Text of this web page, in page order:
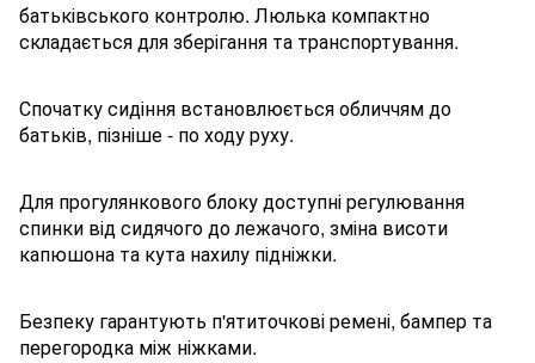
батьківського контролю. Люлька компактно
складається для зберігання та транспортування.
Спочатку сидіння встановлюється обличчям до
батьків, пізніше - по ходу руху.
Для прогулянкового блоку доступні регулювання
спинки від сидячого до лежачого, зміна висоти
капюшона та кута нахилу підніжки.
Безпеку гарантують п'ятиточкові ремені, бампер та
перегородка між ніжками.